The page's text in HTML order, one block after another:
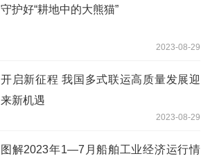
守护好“耕地中的大熊猫”
2023-08-29
开启新征程 我国多式联运高质量发展迎
来新机遇
2023-08-29
图解2023年1—7月船舶工业经济运行情